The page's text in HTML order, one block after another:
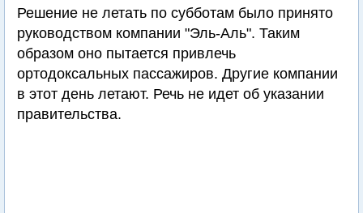
Решение не летать по субботам было принято
руководством компании "Эль-Аль". Таким
образом оно пытается привлечь
ортодоксальных пассажиров. Другие компании
в этот день летают. Речь не идет об указании
правительства.